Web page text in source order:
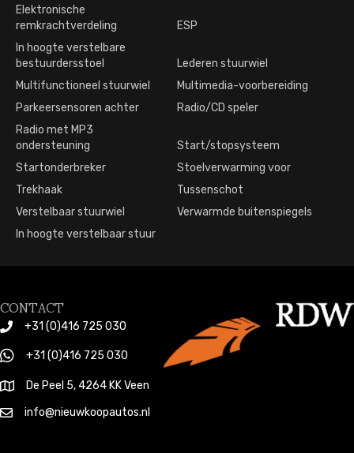
Elektronische
remkrachtverdeling
ESP
In hoogte verstelbare
bestuurdersstoel
Lederen stuurwiel
Multifunctioneel stuurwiel
Multimedia-voorbereiding
Parkeersensoren achter
Radio/CD speler
Radio met MP3
ondersteuning
Start/stopsysteem
Startonderbreker
Stoelverwarming voor
Trekhaak
Tussenschot
Verstelbaar stuurwiel
Verwarmde buitenspiegels
In hoogte verstelbaar stuur
CONTACT
+31 (0)416 725 030
+31 (0)416 725 030
De Peel 5, 4264 KK Veen
info@nieuwkoopautos.nl